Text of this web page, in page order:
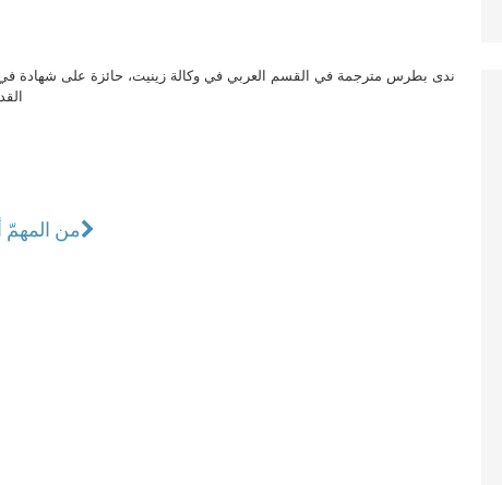
ندى بطرس مترجمة في القسم العربي في وكالة زينيت، حائزة على شهادة في
من المهمّ